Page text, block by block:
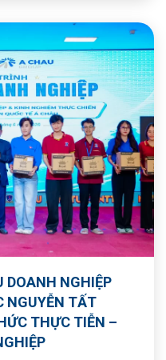
DOANH NGHIỆP
NGUYỄN TẤT
THỰC TIỄN –